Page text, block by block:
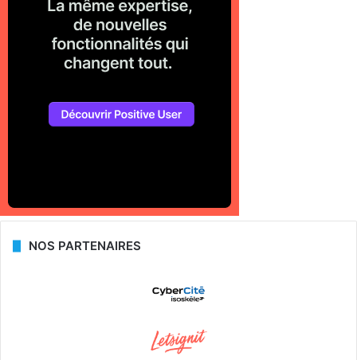
NOS PARTENAIRES